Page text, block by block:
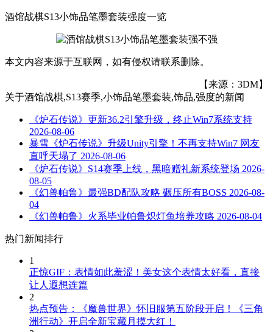
酒馆战棋S13小饰品笔墨套装强度一览
本文内容来源于互联网，如有侵权请联系删除。
【来源：3DM】
关于酒馆战棋,S13赛季,小饰品笔墨套装,饰品,强度的新闻
《炉石传说》更新36.2引擎升级，终止Win7系统支持
2026-08-06
暴雪《炉石传说》升级Unity引擎！不再支持Win7 网友
直呼天塌了 2026-08-06
《炉石传说》S14赛季上线，黑暗赠礼新系统登场 2026-
08-05
《幻兽帕鲁》最强BD配队攻略 碾压所有BOSS 2026-08-
04
《幻兽帕鲁》火系毕业帕鲁炽灯鱼培养攻略 2026-08-04
热门新闻排行
1
正惊GIF：表情如此羞涩！美女这个表情太好看，直接
让人遐想连篇
2
热点预告：《魔兽世界》怀旧服第五阶段开启！《三角
洲行动》开启全新宝藏月摸大红！